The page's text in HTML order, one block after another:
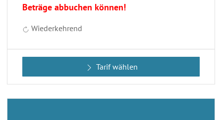
Beträge abbuchen können!
Wiederkehrend
Tarif wählen